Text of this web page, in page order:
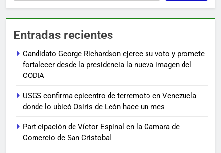
Entradas recientes
Candidato George Richardson ejerce su voto y promete
fortalecer desde la presidencia la nueva imagen del
CODIA
USGS confirma epicentro de terremoto en Venezuela
donde lo ubicó Osiris de León hace un mes
Participación de Víctor Espinal en la Camara de
Comercio de San Cristobal